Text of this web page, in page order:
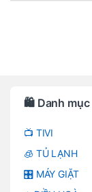
🛍️ Danh mục
📺 TIVI
🧊 TỦ LẠNH
🎛️ MÁY GIẶT